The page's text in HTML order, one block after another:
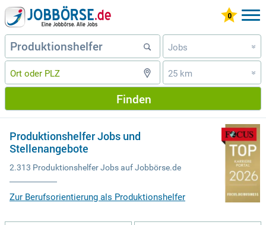
Jobs »
25 km »
Finden
Produktionshelfer Jobs und
Stellenangebote
2.313 Produktionshelfer Jobs auf Jobbörse.de
Zur Berufsorientierung als Produktionshelfer